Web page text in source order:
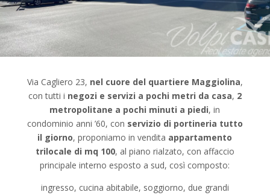
Via Cagliero 23, nel cuore del quartiere Maggiolina,
con tutti i negozi e servizi a pochi metri da casa, 2
metropolitane a pochi minuti a piedi, in
condominio anni ’60, con servizio di portineria tutto
il giorno, proponiamo in vendita appartamento
trilocale di mq 100, al piano rialzato, con affaccio
principale interno esposto a sud, così composto:
ingresso, cucina abitabile, soggiorno, due grandi